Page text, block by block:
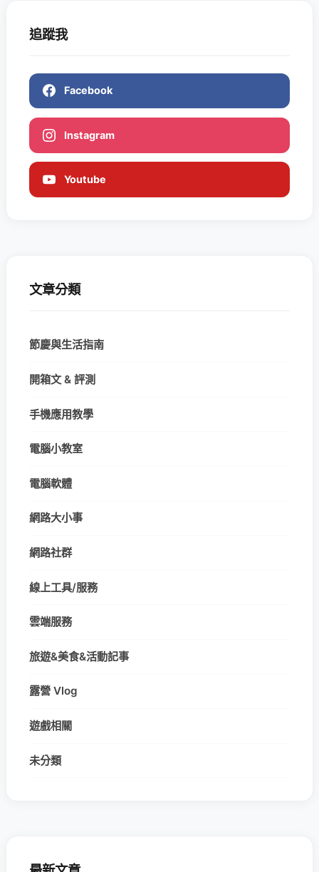
追蹤我
Facebook
Instagram
Youtube
文章分類
節慶與生活指南
開箱文 & 評測
手機應用教學
電腦小教室
電腦軟體
網路大小事
網路社群
線上工具/服務
雲端服務
旅遊&美食&活動記事
露營 Vlog
遊戲相關
未分類